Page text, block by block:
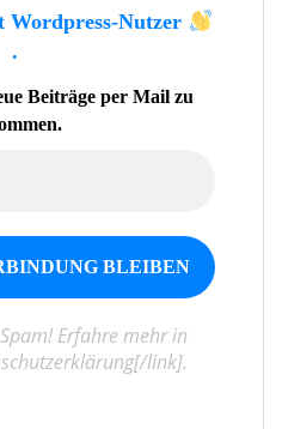
Nutzer
.
Beiträge per Mail zu
Erfahre mehr in
link].